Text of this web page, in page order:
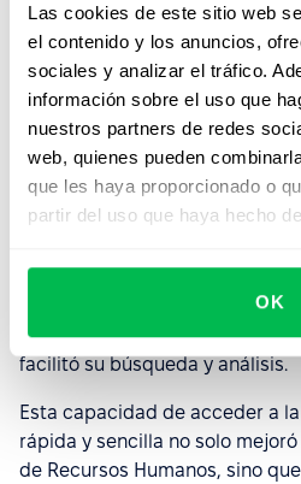
Las cookies de este sitio web
el contenido y los anuncios,
sociales y analizar el tráfico.
información sobre el uso que
nuestros partners de redes
web, quienes pueden
que les haya proporcionado o
partir del uso que haya hecho
OK
Unificación y
Información
La unificación de la
una única plataforma fue otro
que Crombie experimentó con
múltiples planillas y sistemas,
acceso y uso. Con PeopleForce,
consolidar toda esta
facilitó su búsqueda y análisis.
Esta capacidad de acceder a
rápida y sencilla no solo
de Recursos Humanos, sino